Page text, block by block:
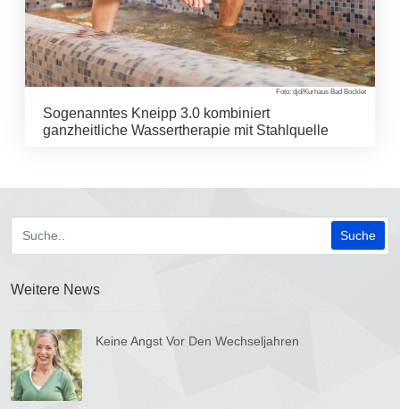
Foto: djd/Kurhaus Bad Bocklet
Sogenanntes Kneipp 3.0 kombiniert
ganzheitliche Wassertherapie mit Stahlquelle
Weitere News
Keine Angst Vor Den Wechseljahren